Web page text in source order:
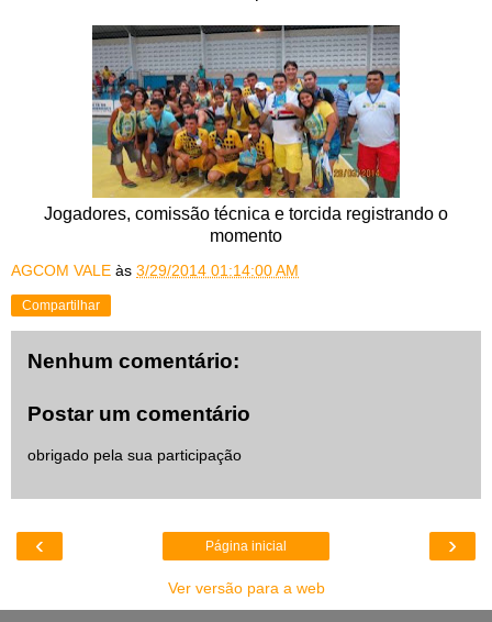
Jogadores, comissão técnica e torcida registrando o
momento
AGCOM VALE às 3/29/2014 01:14:00 AM
Compartilhar
Nenhum comentário:
Postar um comentário
obrigado pela sua participação
‹ ›
Página inicial
Ver versão para a web